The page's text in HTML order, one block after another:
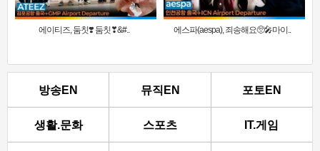
에이티즈, 둠칫❣️ 둠칫❣&#.. 에스파(aespa), 죄송해요🥺🎤마이..
방송EN 뮤직EN 포토EN
생활.문화 스포츠 IT.게임